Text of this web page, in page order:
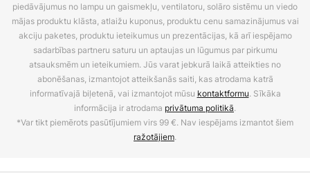
piedāvājumus no lampu un gaismekļu, ventilatoru, solāro sistēmu un viedo
mājas produktu klāsta, atlaižu kuponus, produktu cenu samazinājumus vai
akciju paketes, produktu ieteikumus un prezentācijas, kā arī iespējamo
sadarbības partneru saturu un aptaujas un lūgumus par pirkumu
atsauksmēm un ieteikumiem. Jūs varat jebkurā laikā atteikties no
abonēšanas, izmantojot atteikšanās saiti, kas atrodama katrā
informatīvajā biļetenā, vai izmantojot mūsu kontaktformu. Sīkāka
informācija ir atrodama privātuma politikā.
*Var tikt piemērots pasūtījumiem virs 99 €. Nav iespējams izmantot šiem
ražotājiem.